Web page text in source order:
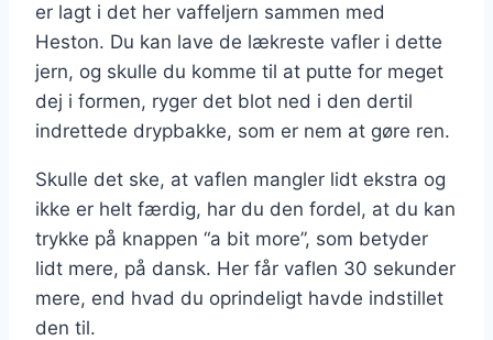
er lagt i det her vaffeljern sammen med
Heston. Du kan lave de lækreste vafler i dette
jern, og skulle du komme til at putte for meget
dej i formen, ryger det blot ned i den dertil
indrettede drypbakke, som er nem at gøre ren.
Skulle det ske, at vaflen mangler lidt ekstra og
ikke er helt færdig, har du den fordel, at du kan
trykke på knappen “a bit more”, som betyder
lidt mere, på dansk. Her får vaflen 30 sekunder
mere, end hvad du oprindeligt havde indstillet
den til.